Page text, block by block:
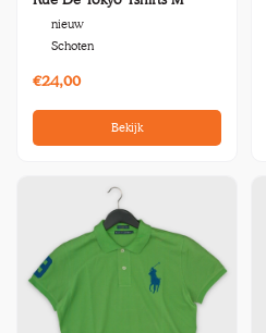
nieuw
Schoten
€24,00
Bekijk